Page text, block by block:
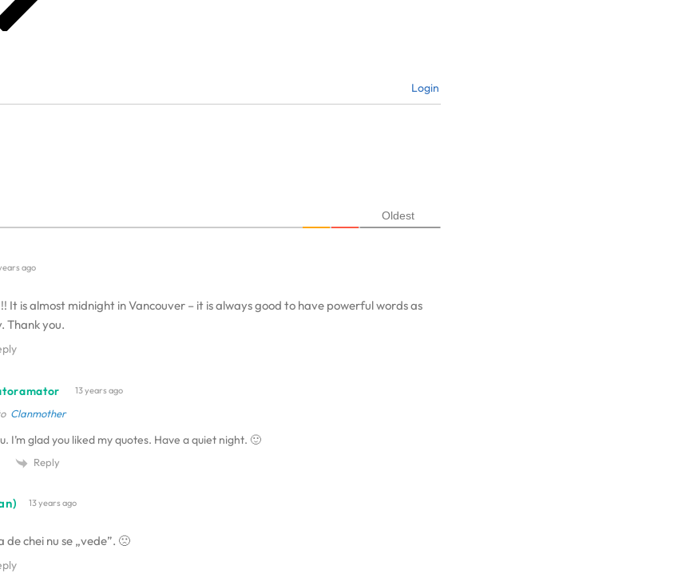
Login
Oldest
ago
It is almost midnight in Vancouver – it is always good to have powerful words as
Thank you.
13 years ago
Clanmother
I’m glad you liked my quotes. Have a quiet night. 🙂
Reply
13 years ago
chei nu se „vede”. 🙁